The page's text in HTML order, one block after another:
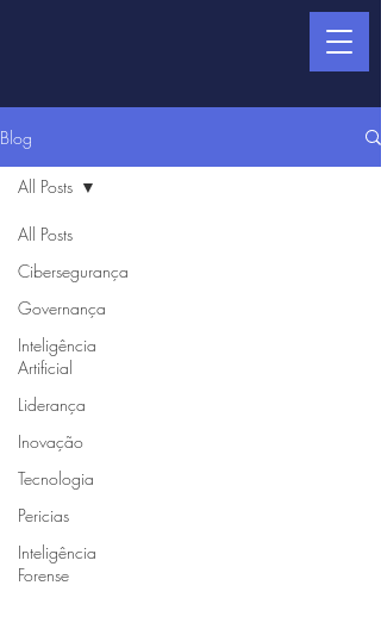
Blog
All Posts
Cibersegurança
Governança
Inteligência
Artificial
Liderança
Inovação
Tecnologia
Pericias
Inteligência
Forense
All Posts